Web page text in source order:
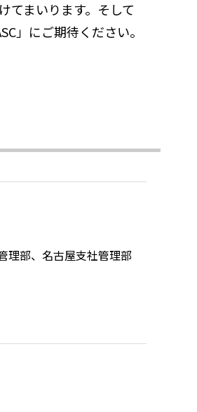
てまいります。そして
」にご期待ください。
理部、名古屋支社管理部